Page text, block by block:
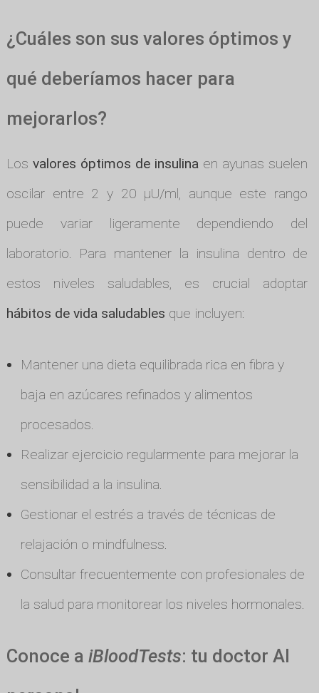
¿Cuáles son sus valores óptimos y
qué deberíamos hacer para
mejorarlos?
Los valores óptimos de insulina en ayunas suelen
oscilar entre 2 y 20 µU/ml, aunque este rango
puede variar ligeramente dependiendo del
laboratorio. Para mantener la insulina dentro de
estos niveles saludables, es crucial adoptar
hábitos de vida saludables que incluyen:
Mantener una dieta equilibrada rica en fibra y
baja en azúcares refinados y alimentos
procesados.
Realizar ejercicio regularmente para mejorar la
sensibilidad a la insulina.
Gestionar el estrés a través de técnicas de
relajación o mindfulness.
Consultar frecuentemente con profesionales de
la salud para monitorear los niveles hormonales.
Conoce a iBloodTests: tu doctor AI